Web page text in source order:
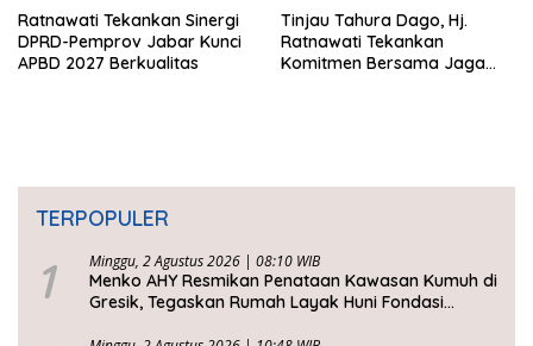
Ratnawati Tekankan Sinergi
DPRD-Pemprov Jabar Kunci
APBD 2027 Berkualitas
Tinjau Tahura Dago, Hj.
Ratnawati Tekankan
Komitmen Bersama Jaga
TERPOPULER
1 Minggu, 2 Agustus 2026 | 08:10 WIB
Menko AHY Resmikan Penataan Kawasan Kumuh di
Gresik, Tegaskan Rumah Layak Huni Fondasi